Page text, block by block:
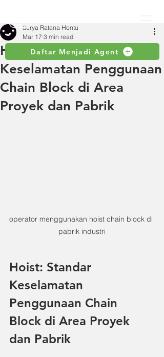
Daftar Menjadi Agent
Hoist: Standar
Keselamatan Penggunaan
Chain Block di Area
Proyek dan Pabrik
Surya Ratana Hontu
Mar 17 3 min read
operator menggunakan hoist chain block di
pabrik industri
Hoist: Standar
Keselamatan
Penggunaan Chain
Block di Area Proyek
dan Pabrik